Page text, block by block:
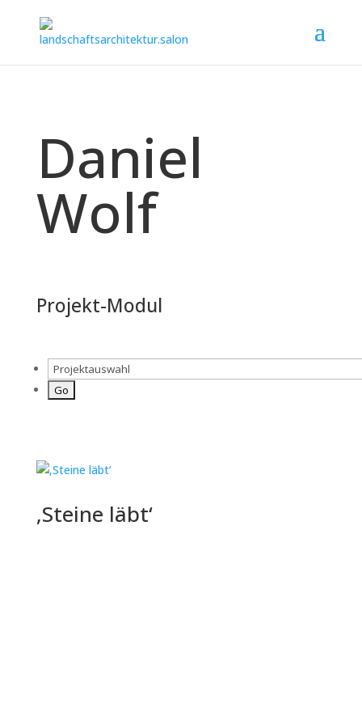
Daniel
Wolf
Projekt-Modul
‚Steine läbt‘